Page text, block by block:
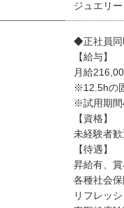
ジュエリ
◆正社員
【給与】
月給
※12.5hの
※試用期間
【資格】
未経験者
【待遇】
昇給有、
各種社会
リフレッ